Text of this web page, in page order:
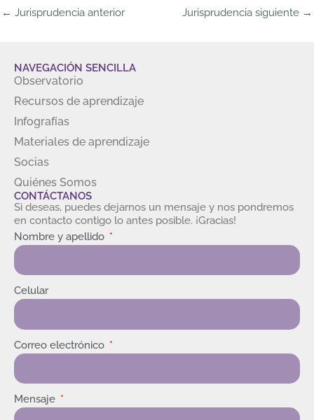
← Jurisprudencia anterior Jurisprudencia siguiente →
NAVEGACIÓN SENCILLA
Observatorio
Recursos de aprendizaje
Infografías
Materiales de aprendizaje
Socias
Quiénes Somos
CONTÁCTANOS
Si deseas, puedes dejarnos un mensaje y nos pondremos
en contacto contigo lo antes posible. ¡Gracias!
Nombre y apellido
Celular
Correo electrónico
Mensaje